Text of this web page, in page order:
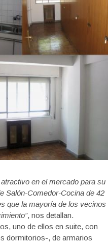
en el mercado para su
Salón-Comedor-Cocina de 42
que la mayoría de los vecinos
, nos detallan.
uno de ellos en suite, con
dormitorios-, de armarios